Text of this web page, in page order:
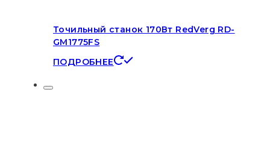
Точильный станок 170Вт RedVerg RD-
GM1775FS
ПОДРОБНЕЕ